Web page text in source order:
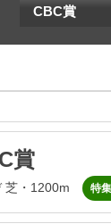
CBC賞
賞
芝・1200m 特